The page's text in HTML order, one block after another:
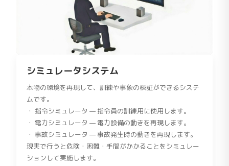
シミュレータシステム
本物の環境を再現して、訓練や事象の検証ができるシステ
ムです。
・ 指令シミュレータ — 指令員の訓練用に使用します。
・ 電力シミュレータ — 電力設備の動きを再現します。
・ 事故シミュレータ — 事故発生時の動きを再現します。
現実で行うと危険・困難・手間がかかることをシミュレー
ションして実施します。